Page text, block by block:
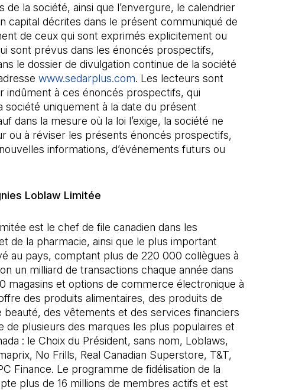
la société, ainsi que l’envergure, le calendrier
capital décrites dans le présent communiqué de
de ceux qui sont exprimés explicitement ou
sont prévus dans les énoncés prospectifs,
le dossier de divulgation continue de la société
www.sedarplus.com(Il s'ouvre dans un nouvel onglet)
. Les lecteurs sont
indûment à ces énoncés prospectifs, qui
société uniquement à la date du présent
dans la mesure où la loi l’exige, la société ne
ou à réviser les présents énoncés prospectifs,
informations, d’événements futurs ou
Loblaw Limitée
est le chef de file canadien dans les
de la pharmacie, ainsi que le plus important
au pays, comptant plus de 220 000 collègues à
un milliard de transactions chaque année dans
magasins et options de commerce électronique à
des produits alimentaires, des produits de
beauté, des vêtements et des services financiers
de plusieurs des marques les plus populaires et
: le Choix du Président, sans nom, Loblaws,
No Frills, Real Canadian Superstore, T&T,
Finance. Le programme de fidélisation de la
plus de 16 millions de membres actifs et est